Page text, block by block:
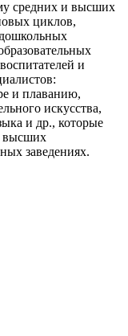
средних и высших
циклов,
и
и плаванию,
искусства,
и др., которые
высших
заведениях.